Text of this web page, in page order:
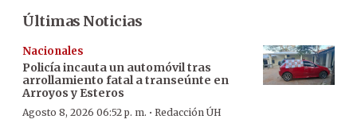
Últimas Noticias
Nacionales
Policía incauta un automóvil tras
arrollamiento fatal a transeúnte en
Arroyos y Esteros
Agosto 8, 2026 06:52 p. m. · Redacción ÚH